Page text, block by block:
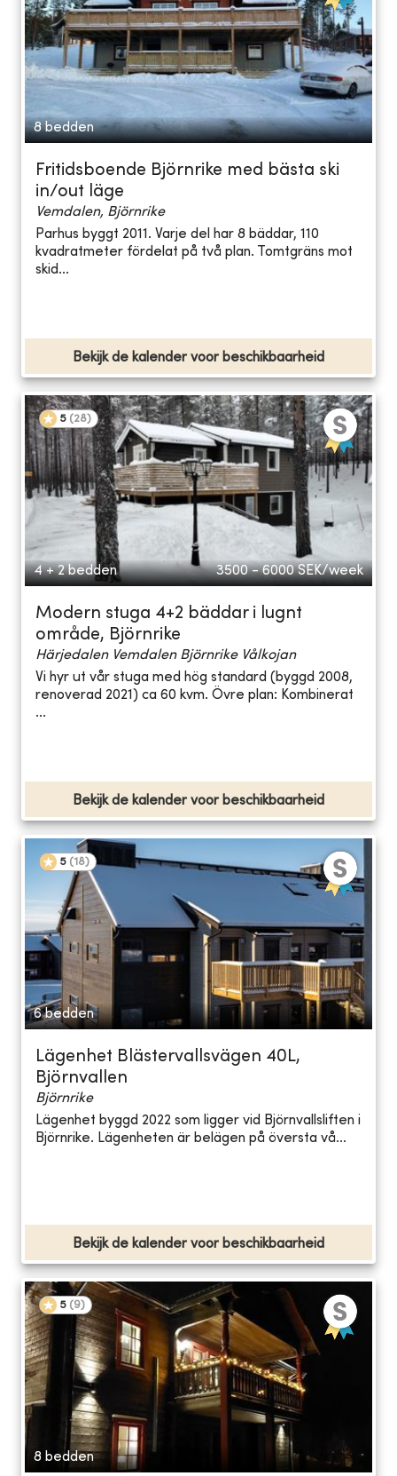
8 bedden
Fritidsboende Björnrike med bästa ski
in/out läge
Vemdalen, Björnrike
Parhus byggt 2011. Varje del har 8 bäddar, 110
kvadratmeter fördelat på två plan. Tomtgräns mot
skid...
Bekijk de kalender voor beschikbaarheid
5 (28)
4 + 2 bedden 3500 - 6000 SEK/week
Modern stuga 4+2 bäddar i lugnt
område, Björnrike
Härjedalen Vemdalen Björnrike Vålkojan
Vi hyr ut vår stuga med hög standard (byggd 2008,
renoverad 2021) ca 60 kvm. Övre plan: Kombinerat
...
Bekijk de kalender voor beschikbaarheid
5 (18)
6 bedden
Lägenhet Blästervallsvägen 40L,
Björnvallen
Björnrike
Lägenhet byggd 2022 som ligger vid Björnvallsliften i
Björnrike. Lägenheten är belägen på översta vå...
Bekijk de kalender voor beschikbaarheid
5 (9)
8 bedden